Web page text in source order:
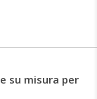
su misura per